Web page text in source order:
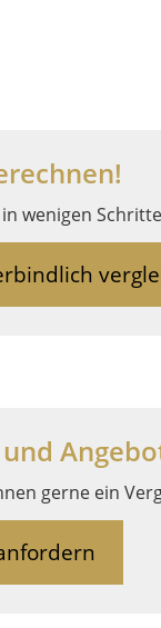
in wenigen
gerne ein